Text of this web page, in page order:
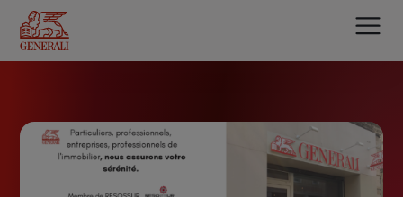
contenu
principal